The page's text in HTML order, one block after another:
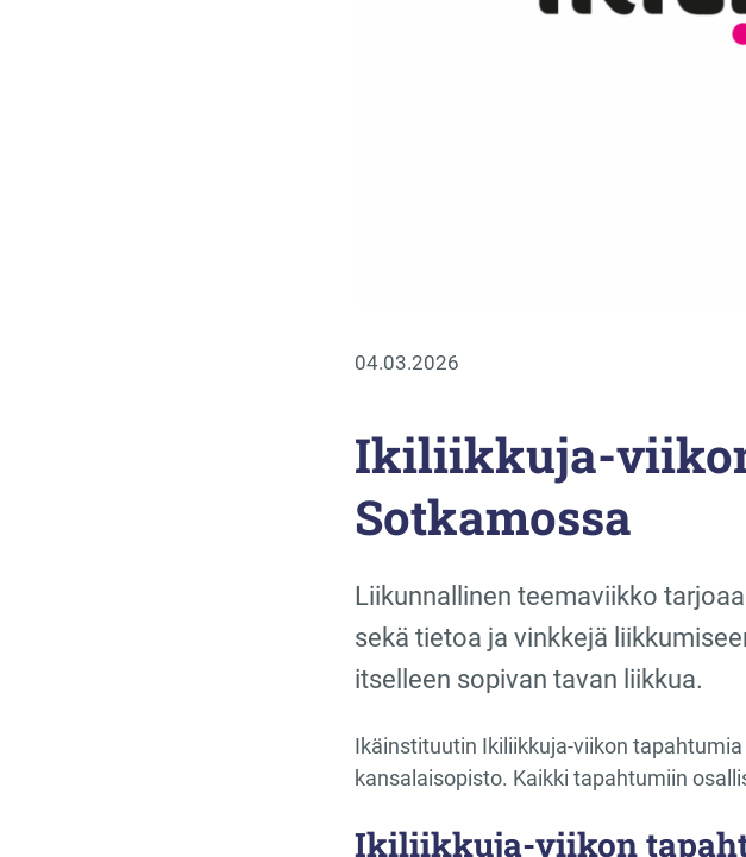
04.03.2026
Ikiliikkuja-viikon
Sotkamossa
Liikunnallinen teemaviikko
sekä tietoa ja vinkkejä
itselleen sopivan tavan liikkua.
Ikäinstituutin Ikiliikkuja-viikon
kansalaisopisto. Kaikki tapahtumiin
Ikiliikkuja-viikon